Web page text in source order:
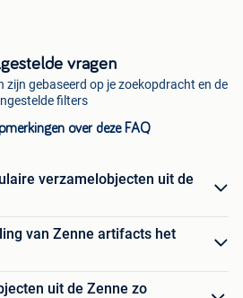
vragen
zijn gebaseerd op je zoekopdracht en de
filters
over deze FAQ
verzamelobjecten uit de
van Zenne artifacts het
uit de Zenne zo